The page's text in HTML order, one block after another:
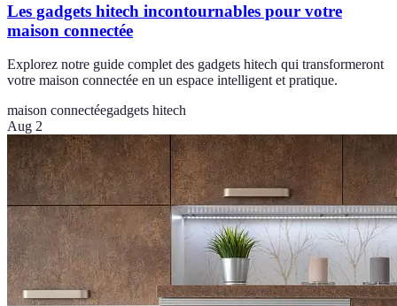
Les gadgets hitech incontournables pour votre
maison connectée
Explorez notre guide complet des gadgets hitech qui transformeront
votre maison connectée en un espace intelligent et pratique.
maison connectéegadgets hitech
Aug 2